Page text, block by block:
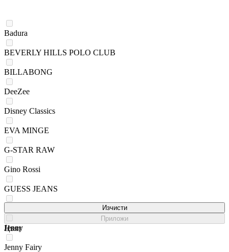
Badura
BEVERLY HILLS POLO CLUB
BILLABONG
DeeZee
Disney Classics
EVA MINGE
G-STAR RAW
Gino Rossi
GUESS JEANS
Jenny
Jenny Fairy
Изчисти
Приложи
Цвят